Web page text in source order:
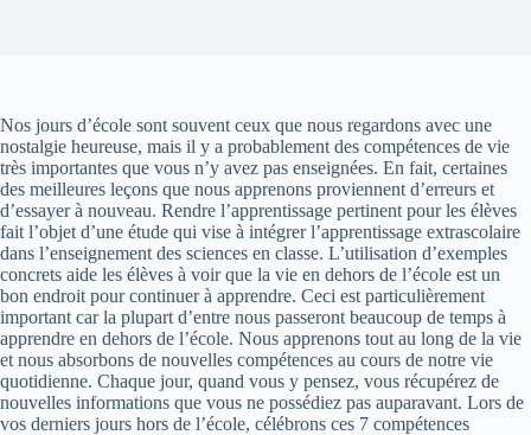
Nos jours d’école sont souvent ceux que nous regardons avec une
nostalgie heureuse, mais il y a probablement des compétences de vie
très importantes que vous n’y avez pas enseignées. En fait, certaines
des meilleures leçons que nous apprenons proviennent d’erreurs et
d’essayer à nouveau. Rendre l’apprentissage pertinent pour les élèves
fait l’objet d’une étude qui vise à intégrer l’apprentissage extrascolaire
dans l’enseignement des sciences en classe. L’utilisation d’exemples
concrets aide les élèves à voir que la vie en dehors de l’école est un
bon endroit pour continuer à apprendre. Ceci est particulièrement
important car la plupart d’entre nous passeront beaucoup de temps à
apprendre en dehors de l’école. Nous apprenons tout au long de la vie
et nous absorbons de nouvelles compétences au cours de notre vie
quotidienne. Chaque jour, quand vous y pensez, vous récupérez de
nouvelles informations que vous ne possédiez pas auparavant. Lors de
vos derniers jours hors de l’école, célébrons ces 7 compétences